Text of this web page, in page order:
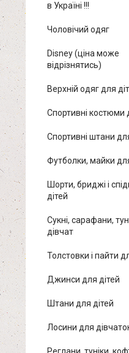
в Україні !!!
Чоловічий одяг
Disney (ціна може
відрізнятись)
Верхній одяг для
Спортивні костюми
Спортивні штани
Футболки, майки
Шорти, бриджі і
дітей
Сукні, сарафани,
дівчат
Толстовки і пайти
Джинси для дітей
Штани для дітей
Лосини для